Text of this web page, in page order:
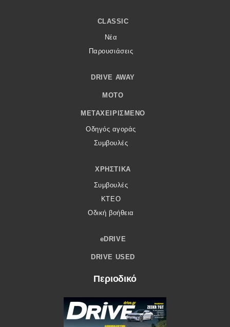
CLASSIC
Νέα
Παρουσιάσεις
DRIVE AWAY
MOTO
ΜΕΤΑΧΕΙΡΙΣΜΈΝΟ
Οδηγός αγοράς
Συμβουλές
ΧΡΗΣΤΙΚΆ
Συμβουλές
ΚΤΕΟ
Οδική βοήθεια
eDRIVE
DRIVE USED
Περιοδικό